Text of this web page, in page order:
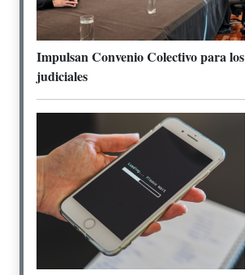
Impulsan Convenio Colectivo para los
judiciales